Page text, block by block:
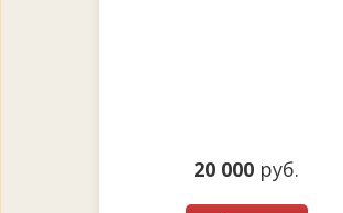
20 000 руб.